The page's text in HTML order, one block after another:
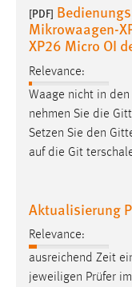
[PDF]
Mikrowaagen-
XP26 Micro OI
Relevance:
Waage nicht in
nehmen Sie die
Setzen Sie den
auf die Git­
Aktualisierung
Relevance:
ausreichend Zeit
jeweiligen Prüfer